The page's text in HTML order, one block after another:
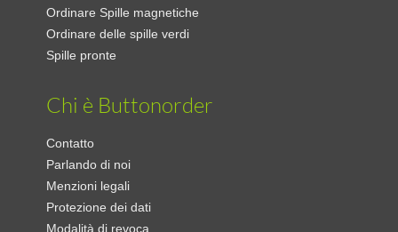
Ordinare Spille magnetiche
Ordinare delle spille verdi
Spille pronte
Chi è Buttonorder
Contatto
Parlando di noi
Menzioni legali
Protezione dei dati
Modalità di revoca